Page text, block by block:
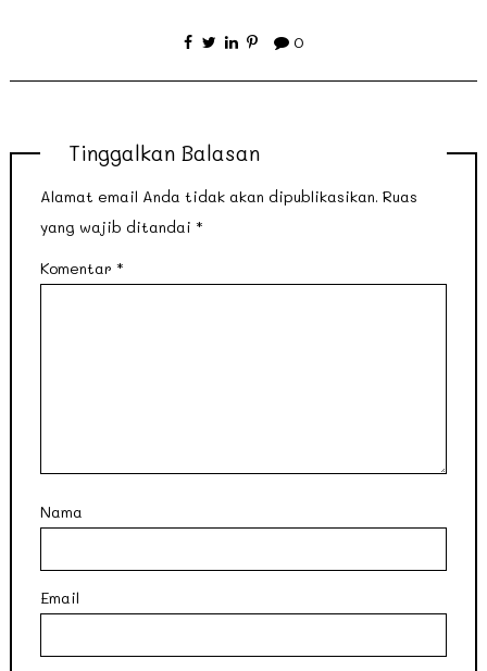
0
Tinggalkan Balasan
Alamat email Anda tidak akan dipublikasikan. Ruas
yang wajib ditandai *
Komentar *
Nama
Email